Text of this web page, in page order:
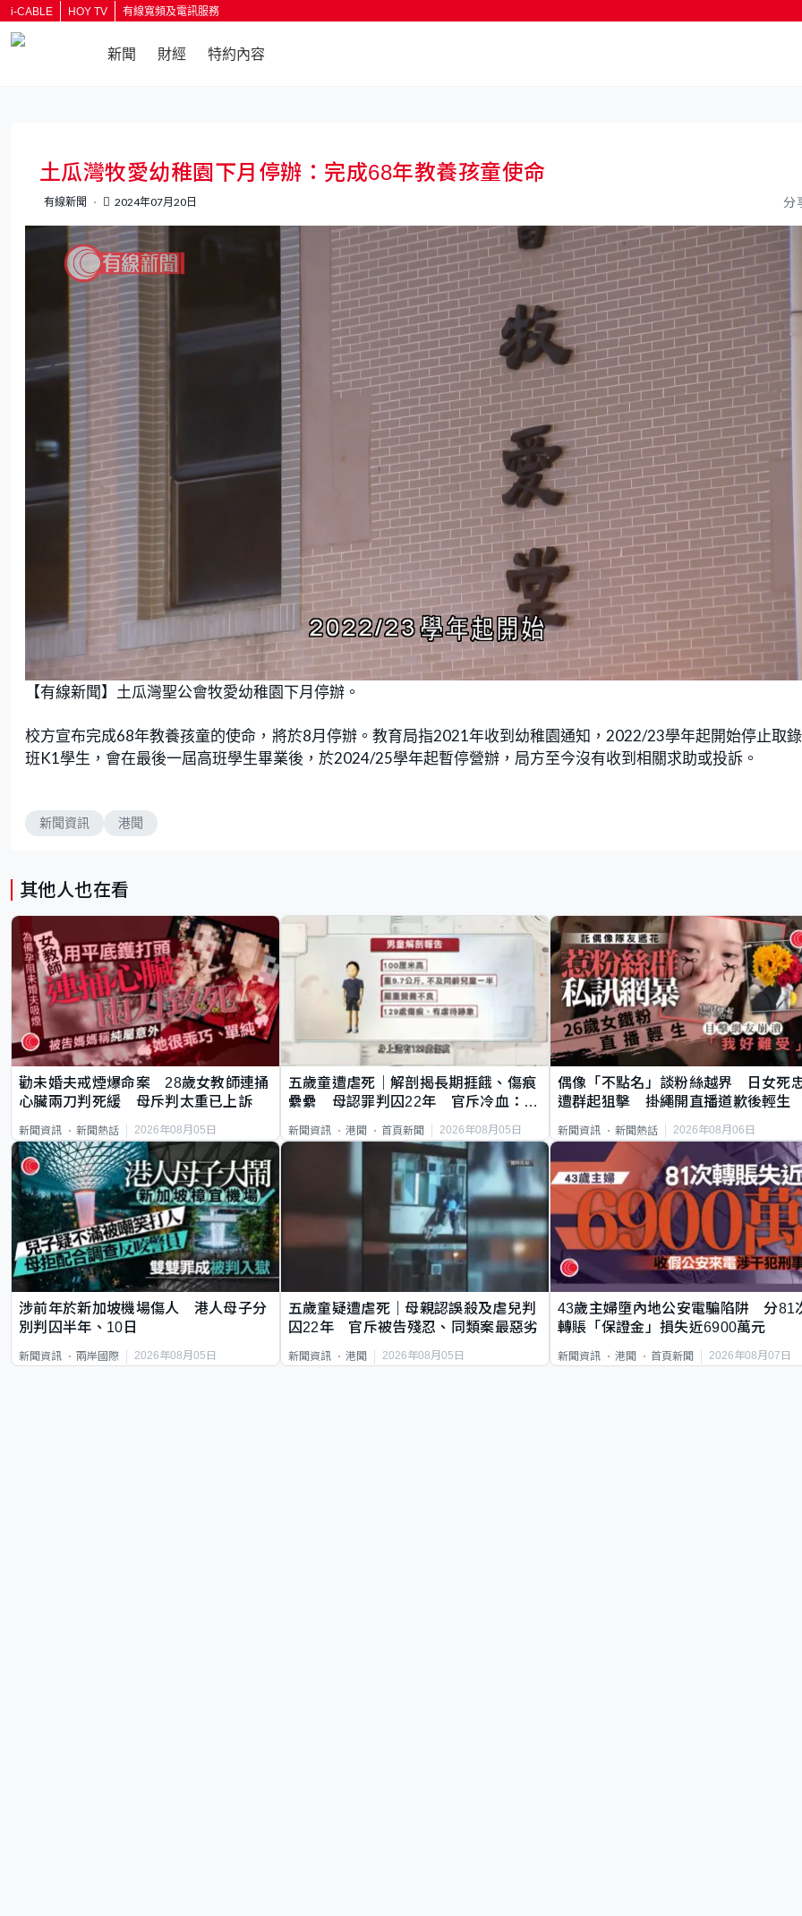
i-CABLE HOY TV 有線寬頻及電訊服務
新聞 財經 特約內容
土瓜灣牧愛幼稚園下月停辦：完成68年教養孩童使命
有線新聞 2024年07月20日 分
n
m
u
9
0
0
【有線新聞】土瓜灣聖公會牧愛幼稚園下月停辦。
校方宣布完成68年教養孩童的使命，將於8月停辦。教育局指2021年收到幼稚園通知，2022/23學年起開始停止取
班K1學生，會在最後一屆高班學生畢業後，於2024/25學年起暫停營辦，局方至今沒有收到相關求助或投訴。
新聞資訊 港聞
其他人也在看
勸未婚夫戒煙爆命案 28歲女教師連捅
心臟兩刀判死緩 母斥判太重已上訴
新聞資訊 新聞熱話 2026年08月05日
五歲童遭虐死｜解剖揭長期捱餓、傷痕
纍纍 母認罪判囚22年 官斥冷血：同
新聞資訊 港聞 首頁新聞 2026年08月05日
偶像「不點名」談粉絲越界 日女死
遭群起狙擊 掛繩開直播道歉後輕生
新聞資訊 新聞熱話 2026年08月06日
涉前年於新加坡機場傷人 港人母子分
別判囚半年、10日
新聞資訊 兩岸國際 2026年08月05日
五歲童疑遭虐死｜母親認誤殺及虐兒判
囚22年 官斥被告殘忍、同類案最惡劣
新聞資訊 港聞 2026年08月05日
43歲主婦墮內地公安電騙陷阱 分81
轉賬「保證金」損失近6900萬元
新聞資訊 港聞 首頁新聞 2026年08月07日